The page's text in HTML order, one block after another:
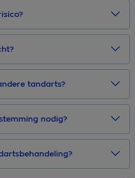
tandarts?
nodig?